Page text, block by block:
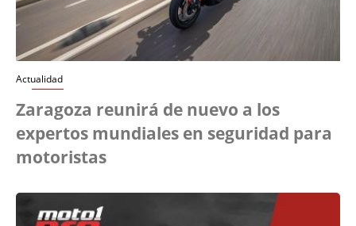
Actualidad
Zaragoza reunirá de nuevo a los
expertos mundiales en seguridad para
motoristas